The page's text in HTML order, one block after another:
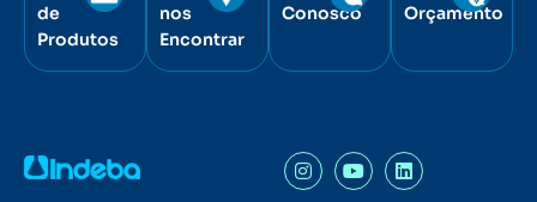
de
Produtos
nos
Encontrar
Conosco
Orçamento